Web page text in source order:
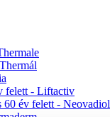
felett - Liftactiv
60 év felett - Neovadiol